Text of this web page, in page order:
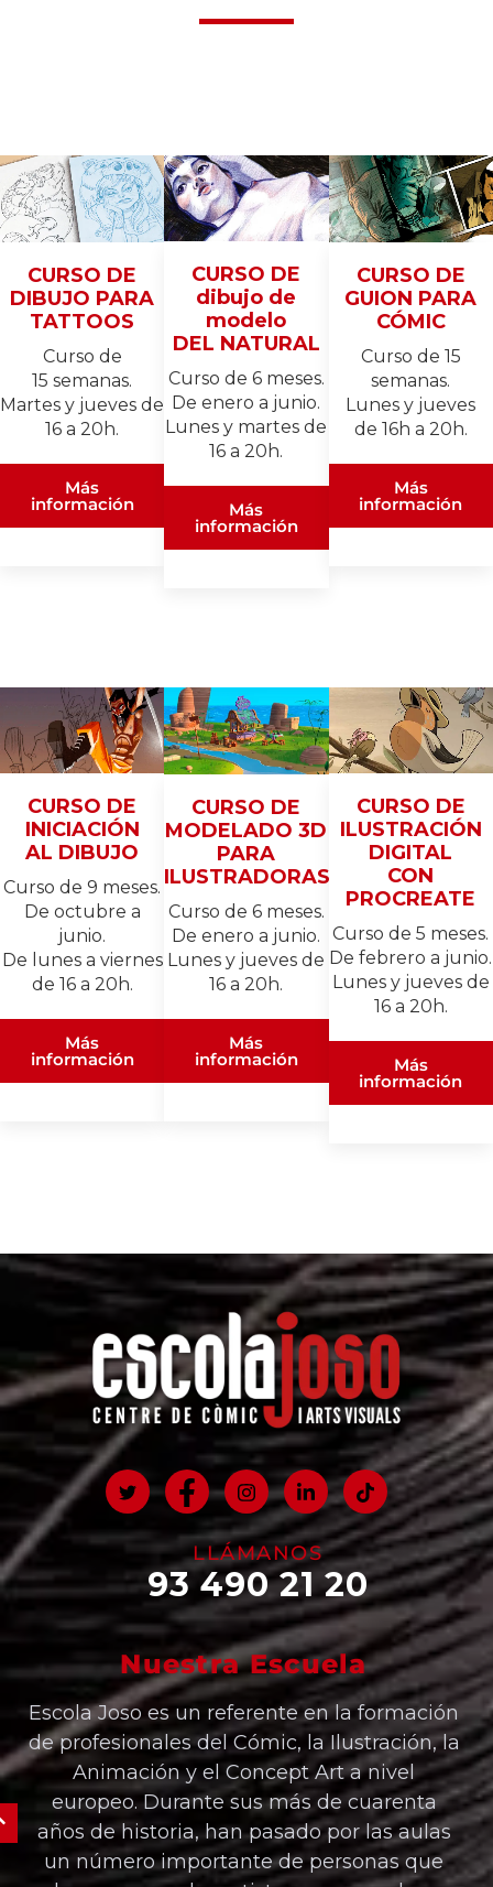
CURSO DE
DIBUJO PARA
TATTOOS
Curso de
15 semanas.
Martes y jueves de
16 a 20h.
Más
información
CURSO DE
dibujo de
modelo
DEL NATURAL
Curso de 6 meses.
De enero a junio.
Lunes y martes de
16 a 20h.
Más
información
CURSO DE
GUION PARA
CÓMIC
Curso de 15
semanas.
Lunes y jueves
de 16h a 20h.
Más
información
CURSO DE
INICIACIÓN
AL DIBUJO
Curso de 9 meses.
De octubre a
junio.
De lunes a viernes
de 16 a 20h.
Más
información
CURSO DE
MODELADO 3D
PARA
ILUSTRADORAS/ES
Curso de 6 meses.
De enero a junio.
Lunes y jueves de
16 a 20h.
Más
información
CURSO DE
ILUSTRACIÓN
DIGITAL
CON
PROCREATE
Curso de 5 meses.
De febrero a junio.
Lunes y jueves de
16 a 20h.
Más
información
LLÁMANOS
93 490 21 20
Nuestra Escuela
Escola Joso es un referente en la formación
de profesionales del Cómic, la Ilustración, la
Animación y el Concept Art a nivel
europeo. Durante sus más de cuarenta
años de historia, han pasado por las aulas
un número importante de personas que